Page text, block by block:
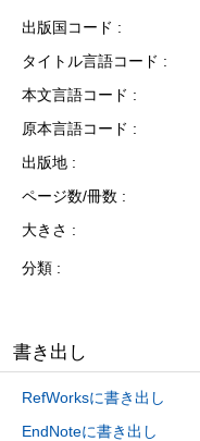
出版国コード
タイトル言語コード
本文言語コード
原本言語コード
出版地
ページ数/冊数
大きさ
分類
書き出し
RefWorksに書き出し
EndNoteに書き出し